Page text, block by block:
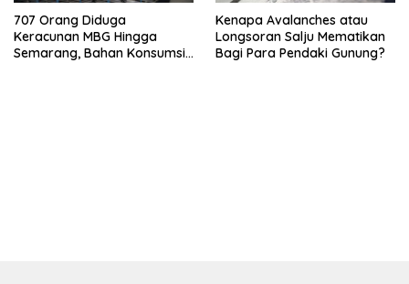
707 Orang Diduga
Keracunan MBG Hingga
Semarang, Bahan Konsumsi
Kenapa Avalanches atau
Longsoran Salju Mematikan
Bagi Para Pendaki Gunung?